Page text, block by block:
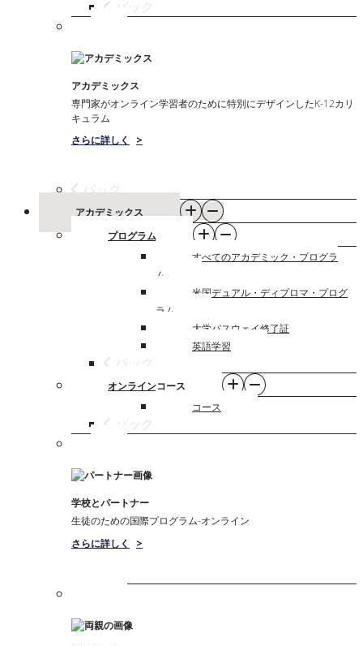
バック
アカデミックス
専門家がオンライン学習者のために特別にデザインしたK-12カリ
キュラム
さらに詳しく
>
バック
アカデミックス
プログラム
すべてのアカデミック・プログラ
ム
米国デュアル・ディプロマ・プログ
ラム
大学パスウェイ修了証
英語学習
バック
オンラインコース
コース
バック
学校とパートナー
生徒のための国際プログラム-オンライン
さらに詳しく
>